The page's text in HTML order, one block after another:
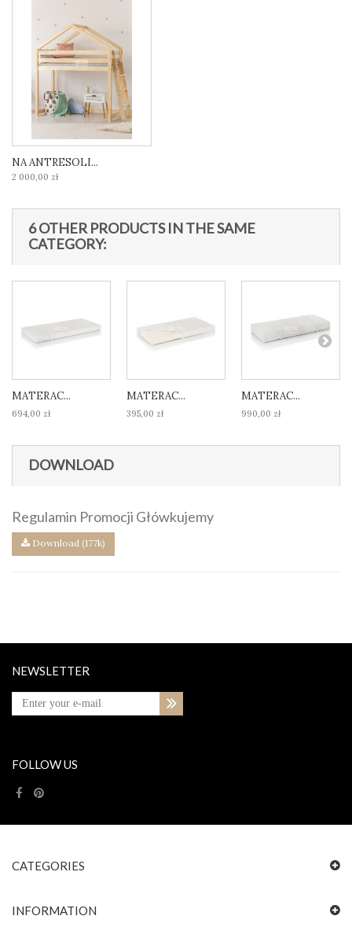
NA ANTRESOLI...
2 000,00 zł
6 OTHER PRODUCTS IN THE SAME
CATEGORY:
MATERAC...
694,00 zł
MATERAC...
395,00 zł
MATERAC...
990,00 zł
DOWNLOAD
Regulamin Promocji Główkujemy
Download (177k)
NEWSLETTER
FOLLOW US
CATEGORIES
INFORMATION